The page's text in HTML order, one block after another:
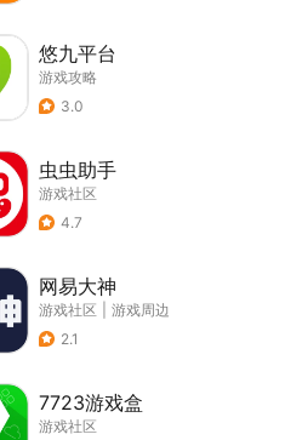
悠九平台
游戏攻略
3.0
虫虫助手
游戏社区
4.7
网易大神
游戏社区
游戏周边
2.1
7723游戏盒
游戏社区